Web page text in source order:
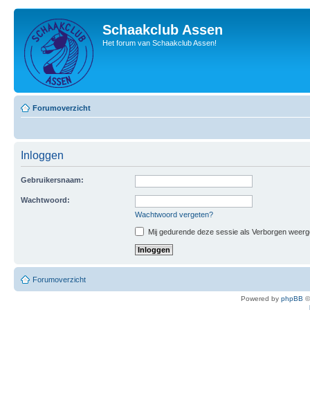
Schaakclub Assen
Het forum van Schaakclub Assen!
Forumoverzicht
Inloggen
Gebruikersnaam:
Wachtwoord:
Wachtwoord vergeten?
Mij gedurende deze sessie als Verborgen
Forumoverzicht
Powered by phpBB